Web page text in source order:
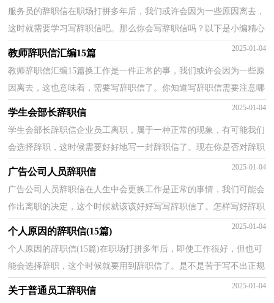
服务员的辞职信在职场打拼多年后，我们或许会因为一些原因离去，
这时就需要学习写辞职信吧。那么你会写辞职信吗？以下是小编精心
整理的服务员的辞职信，供大家参考借鉴，希望可以帮助...
教师辞职信汇编15篇 2025-01-04
教师辞职信汇编15篇换工作是一件正常的事，我们或许会因为一些原
因离去，这也意味着，需要写辞职信了。你知道写辞职信需要注意哪
些问题吗？下面是小编精心整理的教师辞职信，欢迎大家...
学生会部长辞职信 2025-01-04
学生会部长辞职信企业员工离职，属于一种正常的现象，有可能我们
会选择辞职，这时候需要好好地写一封辞职信了。现在你是否对辞职
信一筹莫展呢？下面是小编精心整理的学生会部长辞职...
广告公司人员辞职信 2025-01-04
广告公司人员辞职信在人生中会更换工作是正常的事情，我们可能会
作出离职的决定，这个时候就该该好好写写辞职信了。怎样写好辞职
信呢?以下是小编精心整理的广告公司人员辞职信，...
个人原因的辞职信(15篇) 2025-01-04
个人原因的辞职信(15篇)在职场打拼多年后，即使工作很好，但也可
能会选择辞职，这个时候就要用到辞职信了。是不是苦于写不出正规
的辞职信呢？下面是小编帮大家整理的个人原因的辞职...
关于普通员工辞职信 2025-01-04